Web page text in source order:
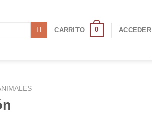
CARRITO 0 ACCEDER